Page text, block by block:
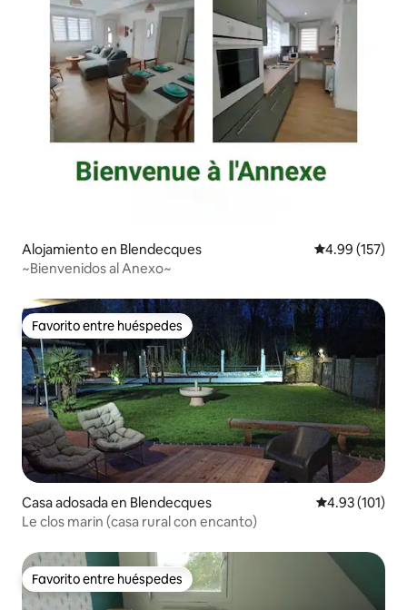
Alojamiento en Blendecques Calificación
4.99 (157)
~Bienvenidos al Anexo~
Favorito entre huéspedes
Favorito entre huéspedes
Casa adosada en Blendecques Calificación
4.93 (101)
Le clos marin (casa rural con encanto)
Favorito entre huéspedes
Favorito entre huéspedes